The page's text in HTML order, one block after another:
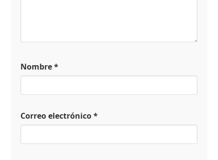
Nombre*
Correo electrónico*